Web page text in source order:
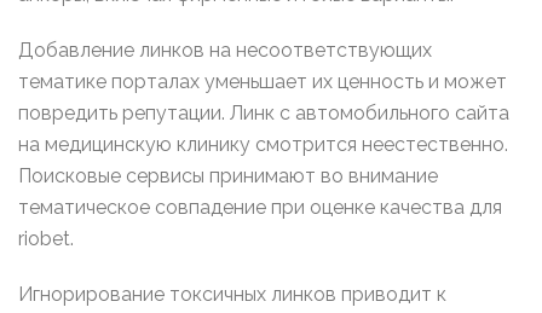
Добавление линков на несоответствующих
тематике порталах уменьшает их ценность и может
повредить репутации. Линк с автомобильного сайта
на медицинскую клинику смотрится неестественно.
Поисковые сервисы принимают во внимание
тематическое совпадение при оценке качества для
riobet.
Игнорирование токсичных линков приводит к